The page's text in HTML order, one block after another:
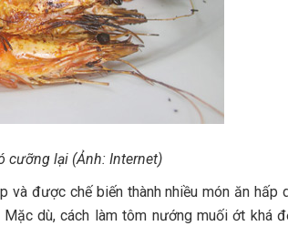
cưỡng lại (Ảnh: Internet)
được chế biến thành nhiều món ăn hấp
dù, cách làm tôm nướng muối ớt khá